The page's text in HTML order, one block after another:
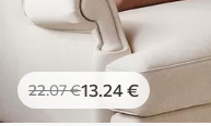
22.07€13.24€